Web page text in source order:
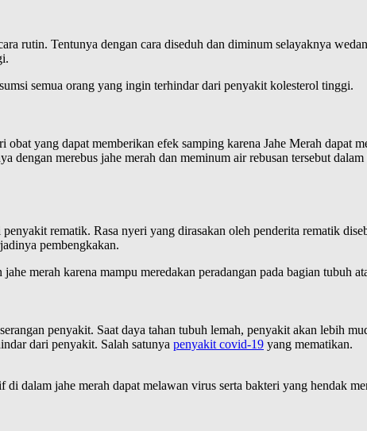
rutin. Tentunya dengan cara diseduh dan diminum selayaknya
semua orang yang ingin terhindar dari penyakit kolesterol tinggi.
yang dapat memberikan efek samping karena Jahe Merah dapat
dengan merebus jahe merah dan meminum air rebusan tersebut
rematik. Rasa nyeri yang dirasakan oleh penderita rematik
pembengkakan.
merah karena mampu meredakan peradangan pada bagian tubuh
penyakit. Saat daya tahan tubuh lemah, penyakit akan lebih
dari penyakit. Salah satunya penyakit covid-19 yang mematikan.
dalam jahe merah dapat melawan virus serta bakteri yang hendak